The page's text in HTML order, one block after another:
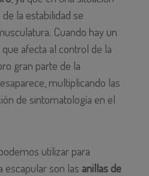
la estabilidad se
Cuando hay un
afecta al control de la
gran parte de la
multiplicando las
de sintomatología en el
utilizar para
escapular son las anillas de